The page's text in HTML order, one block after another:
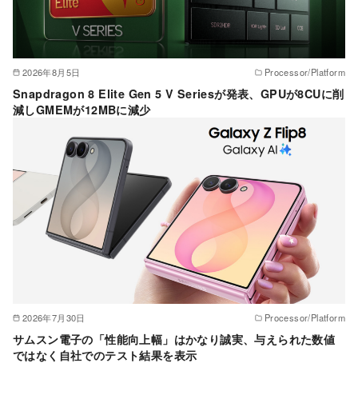
2026年8月5日 Processor/Platform
Snapdragon 8 Elite Gen 5 V Seriesが発表、GPUが8CUに削
減しGMEMが12MBに減少
2026年7月30日 Processor/Platform
サムスン電子の「性能向上幅」はかなり誠実、与えられた数値
ではなく自社でのテスト結果を表示